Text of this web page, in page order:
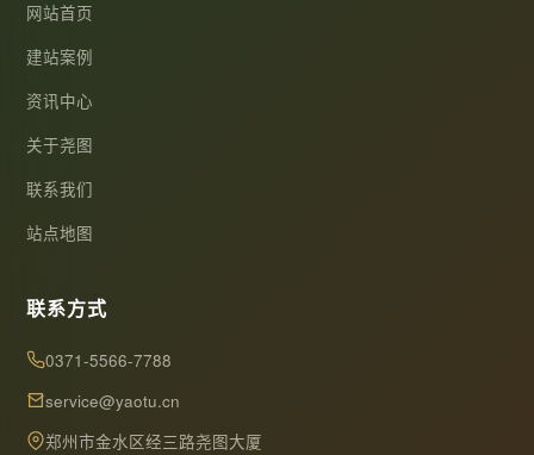
网站首页
建站案例
资讯中心
关于尧图
联系我们
站点地图
联系方式
0371-5566-7788
service@yaotu.cn
郑州市金水区经三路尧图大厦